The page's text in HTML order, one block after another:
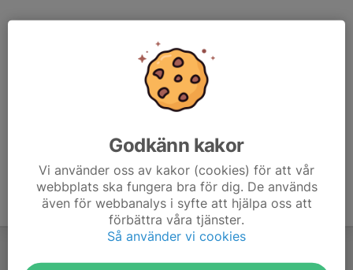
Godkänn kakor
Vi använder oss av kakor (cookies) för att vår
webbplats ska fungera bra för dig. De används
även för webbanalys i syfte att hjälpa oss att
förbättra våra tjänster.
Så använder vi cookies